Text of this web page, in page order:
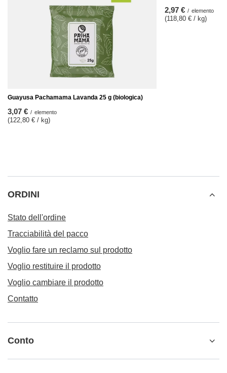
Guayusa Pachamama Lavanda 25 g (biologica)
3,07 € / elemento
(122,80 € / kg)
2,97 € / elemento
(118,80 € / kg)
ORDINI
Stato dell'ordine
Tracciabilità del pacco
Voglio fare un reclamo sul prodotto
Voglio restituire il prodotto
Voglio cambiare il prodotto
Contatto
Conto